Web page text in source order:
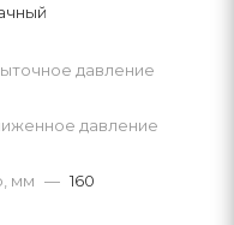
давление
давление
мм — 160